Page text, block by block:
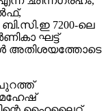
7200-ലെ
ഘട്ട്
അതിശയത്തോടെ
പുറത്ത്
മഹേഷ്